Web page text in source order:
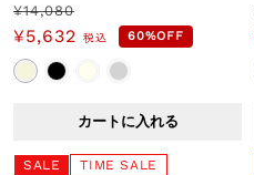
通
常
価
¥14,080
セ
ー
ル
¥5,632 税込 60%OFF
カートに入れる
SALE TIME SALE